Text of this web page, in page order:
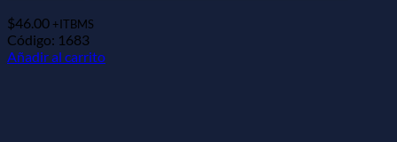
$46.00 +ITBMS
Código: 1683
Añadir al carrito